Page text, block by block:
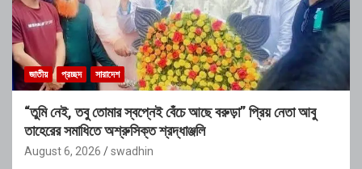
জাতীয় প্রচ্ছদ সারাদেশ
“তুমি নেই, তবু তোমার স্বপ্নেই বেঁচে আছে বরুড়া” প্রিয় নেতা আবু
তাহেরের সমাধিতে অশ্রুসিক্ত শ্রদ্ধাঞ্জলি
August 6, 2026 swadhin